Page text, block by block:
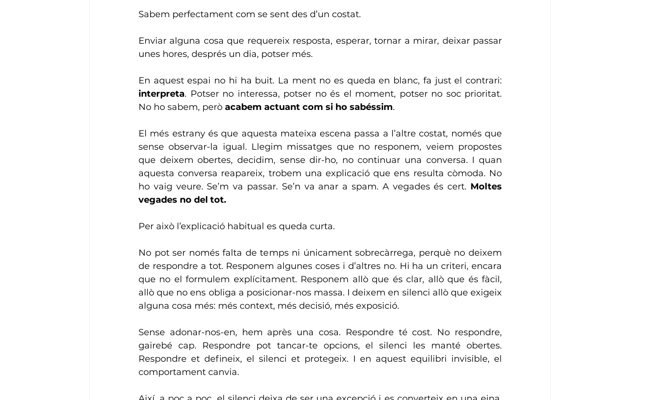
Sabem perfectament com se sent des d’un costat.
Enviar alguna cosa que requereix resposta, esperar, tornar a mirar, deixar passar
unes hores, després un dia, potser més.
interpreta. Potser no interessa, potser no és el moment, potser no soc prioritat.
No ho sabem, però acabem actuant com si ho sabéssim.
El més estrany és que aquesta mateixa escena passa a l’altre costat, només que
sense observar-la igual. Llegim missatges que no responem, veiem propostes
que deixem obertes, decidim, sense dir-ho, no continuar una conversa. I quan
aquesta conversa reapareix, trobem una explicació que ens resulta còmoda. No
ho vaig veure. Se’m va passar. Se’n va anar a spam. A vegades és cert. Moltes
vegades no del tot.
Per això l’explicació habitual es queda curta.
No pot ser només falta de temps ni únicament sobrecàrrega, perquè no deixem
de respondre a tot. Responem algunes coses i d’altres no. Hi ha un criteri, encara
que no el formulem explícitament. Responem allò que és clar, allò que és fàcil,
allò que no ens obliga a posicionar-nos massa. I deixem en silenci allò que exigeix
alguna cosa més: més context, més decisió, més exposició.
Sense adonar-nos-en, hem après una cosa. Respondre té cost. No respondre,
gairebé cap. Respondre pot tancar-te opcions, el silenci les manté obertes.
Respondre et defineix, el silenci et protegeix. I en aquest equilibri invisible, el
comportament canvia.